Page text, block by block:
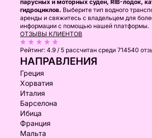
парусных и моторных суден, RIB-лодок,
гидроциклов. Выберите тип водного
аренды и свяжитесь с владельцем для
информации с помощью нашей платформы.
ОТЗЫВЫ КЛИЕНТОВ
Рейтинг: 4.9 / 5 рассчитан среди 714540
НАПРАВЛЕНИЯ
Греция
Хорватия
Италия
Барселона
Ибица
Франция
Мальта